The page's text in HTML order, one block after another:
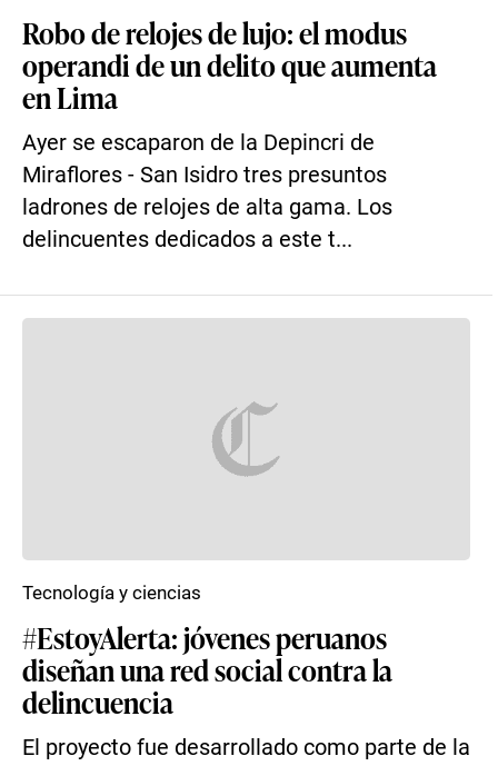
Robo de relojes de lujo: el modus
operandi de un delito que aumenta
en Lima
Ayer se escaparon de la Depincri de
Miraflores - San Isidro tres presuntos
ladrones de relojes de alta gama. Los
delincuentes dedicados a este t...
#EstoyAlerta: jóvenes peruanos
diseñan una red social contra la
delincuencia
El proyecto fue desarrollado como parte de la
Tecnología y ciencias